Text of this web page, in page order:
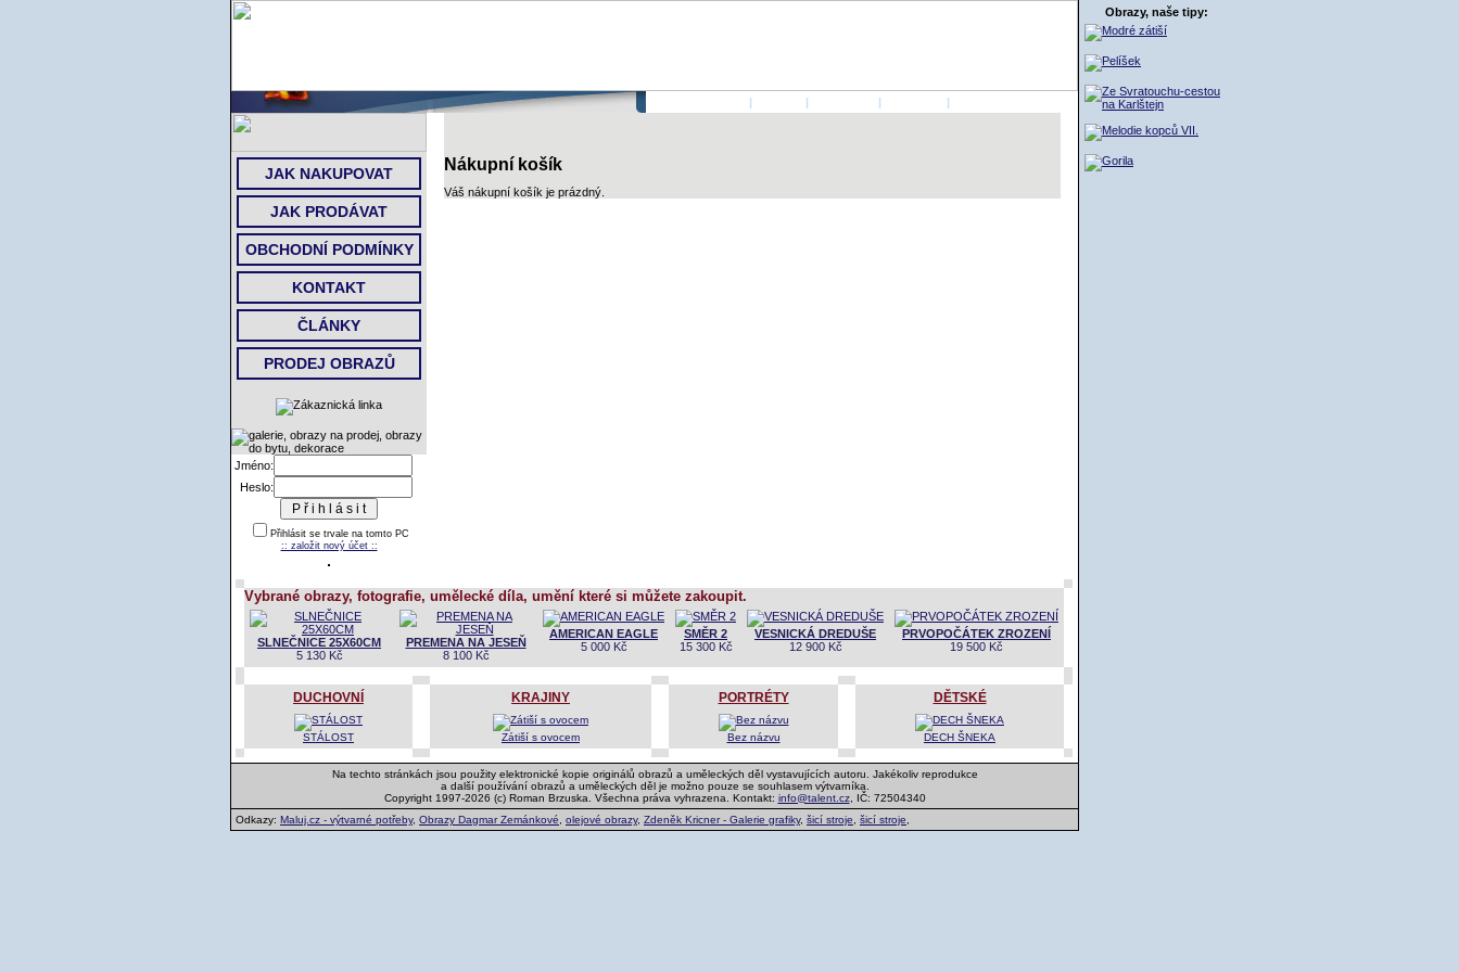
| | | |
JAK NAKUPOVAT
JAK PRODÁVAT
OBCHODNÍ PODMÍNKY
KONTAKT
ČLÁNKY
PRODEJ OBRAZŮ
Jméno:
Heslo:
Přihlásit se trvale na tomto PC
:: založit nový účet ::
Nákupní košík
Váš nákupní košík je prázdný.
Vybrané obrazy, fotografie, umělecké díla, umění které si můžete zakoupit.
SLNEČNICE 25X60CM
5 130 Kč
PREMENA NA JESEŇ
8 100 Kč
AMERICAN EAGLE
5 000 Kč
SMĚR 2
15 300 Kč
VESNICKÁ DREDUŠE
12 900 Kč
PRVOPOČÁTEK ZROZENÍ
19 500 Kč
DUCHOVNÍ
STÁLOST
KRAJINY
Zátiší s ovocem
PORTRÉTY
Bez názvu
DĚTSKÉ
DECH ŠNEKA
Na techto stránkách jsou použity elektronické kopie originálů obrazů a uměleckých děl vystavujících autoru. Jakékoliv reprodukce
a další používání obrazů a uměleckých děl je možno pouze se souhlasem výtvarníka.
Copyright 1997-2026 (c) Roman Brzuska. Všechna práva vyhrazena. Kontakt: info@talent.cz, IČ: 72504340
Odkazy: Maluj.cz - výtvarné potřeby, Obrazy Dagmar Zemánkové olejové obrazy, Zdeněk Kricner - Galerie grafiky, šicí stroje šicí stroje
Obrazy, naše tipy: